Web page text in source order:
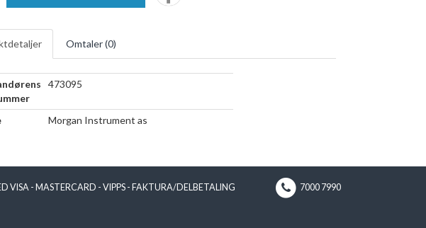
Omtaler (0)
473095
Morgan Instrument as
VISA - MASTERCARD - VIPPS - FAKTURA/DELBETALING 7000 7990